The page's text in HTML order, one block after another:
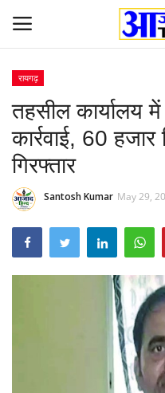
Home
Contact
रायगढ़
तहसील कार्यालय
कार्रवाई, 60
गिरफ्तार
Santosh Kumar May 29,